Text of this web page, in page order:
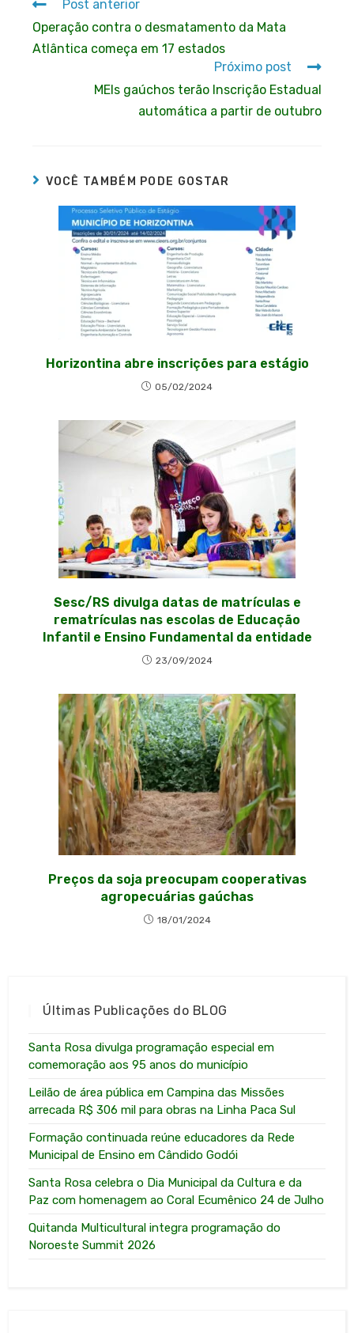
Post anterior
Operação contra o desmatamento da Mata
Atlântica começa em 17 estados
Próximo post
MEIs gaúchos terão Inscrição Estadual
automática a partir de outubro
VOCÊ TAMBÉM PODE GOSTAR
Horizontina abre inscrições para estágio
05/02/2024
Sesc/RS divulga datas de matrículas e
rematrículas nas escolas de Educação
Infantil e Ensino Fundamental da entidade
23/09/2024
Preços da soja preocupam cooperativas
agropecuárias gaúchas
18/01/2024
Últimas Publicações do BLOG
Santa Rosa divulga programação especial em
comemoração aos 95 anos do município
Leilão de área pública em Campina das Missões
arrecada R$ 306 mil para obras na Linha Paca Sul
Formação continuada reúne educadores da Rede
Municipal de Ensino em Cândido Godói
Santa Rosa celebra o Dia Municipal da Cultura e da
Paz com homenagem ao Coral Ecumênico 24 de Julho
Quitanda Multicultural integra programação do
Noroeste Summit 2026